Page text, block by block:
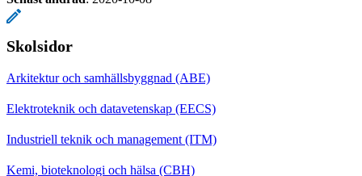
Skolsidor
Arkitektur och samhällsbyggnad (ABE)
Elektroteknik och datavetenskap (EECS)
Industriell teknik och management (ITM)
Kemi, bioteknologi och hälsa (CBH)